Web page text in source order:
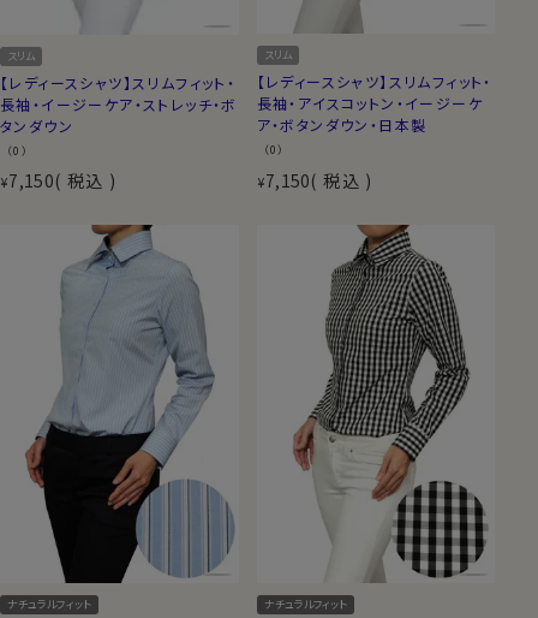
スリム
【レディースシャツ】スリムフィット・
長袖・イージーケア・ストレッチ・ボ
タンダウン
（0）
¥7,150 税込
スリム
【レディースシャツ】スリムフィット・
長袖・アイスコットン・イージーケ
ア・ボタンダウン・日本製
（0）
¥7,150 税込
ナチュラルフィット ナチュラルフィット